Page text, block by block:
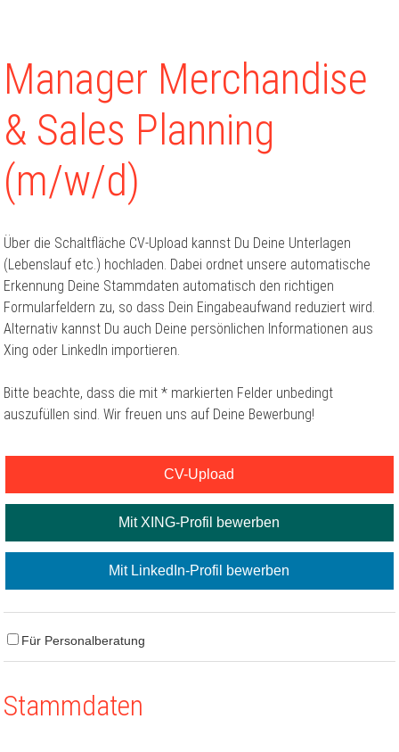
Manager Merchandise
& Sales Planning
(m/w/d)
Über die Schaltfläche CV-Upload kannst Du Deine Unterlagen
(Lebenslauf etc.) hochladen. Dabei ordnet unsere automatische
Erkennung Deine Stammdaten automatisch den richtigen
Formularfeldern zu, so dass Dein Eingabeaufwand reduziert wird.
Alternativ kannst Du auch Deine persönlichen Informationen aus
Xing oder LinkedIn importieren.
Bitte beachte, dass die mit * markierten Felder unbedingt
auszufüllen sind. Wir freuen uns auf Deine Bewerbung!
CV-Upload
Mit XING-Profil bewerben
Mit LinkedIn-Profil bewerben
Für Personalberatung
Stammdaten